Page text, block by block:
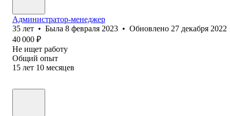
Администратор-менеджер
35 лет • Была 8 февраля 2023 • Обновлено 27 декабря 2022
40 000 ₽
Не ищет работу
Общий опыт
15 лет 10 месяцев